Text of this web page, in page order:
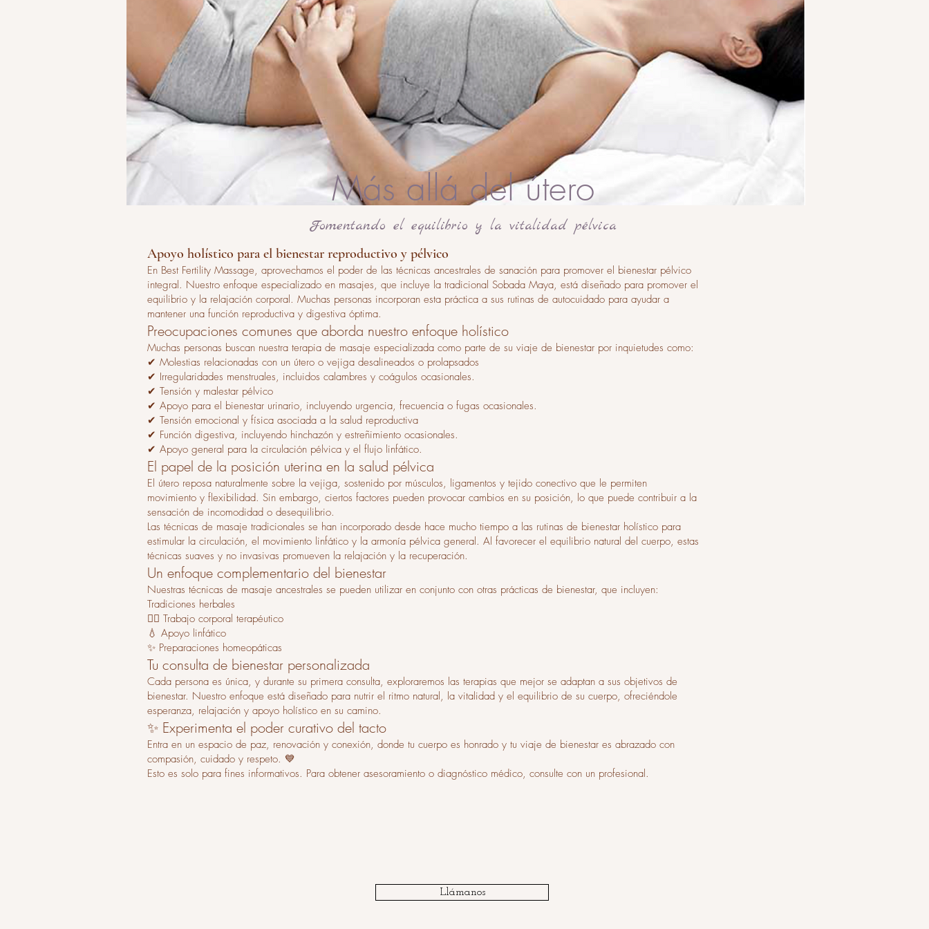
Apoyo holístico para el bienestar reproductivo y pélvico
En Best Fertility Massage, aprovechamos el poder de las técnicas ancestrales de sanación para promover el bienestar pélvico
integral. Nuestro enfoque especializado en masajes, que incluye la tradicional Sobada Maya, está diseñado para promover el
equilibrio y la relajación corporal. Muchas personas incorporan esta práctica a sus rutinas de autocuidado para ayudar a
mantener una función reproductiva y digestiva óptima.
Preocupaciones comunes que aborda nuestro enfoque holístico
Muchas personas buscan nuestra terapia de masaje especializada como parte de su viaje de bienestar por inquietudes como:
✔ Molestias relacionadas con un útero o vejiga desalineados o prolapsados
✔ Irregularidades menstruales, incluidos calambres y coágulos ocasionales.
✔ Tensión y malestar pélvico
✔ Apoyo para el bienestar urinario, incluyendo urgencia, frecuencia o fugas ocasionales.
✔ Tensión emocional y física asociada a la salud reproductiva
✔ Función digestiva, incluyendo hinchazón y estreñimiento ocasionales.
✔ Apoyo general para la circulación pélvica y el flujo linfático.
El papel de la posición uterina en la salud pélvica
El útero reposa naturalmente sobre la vejiga, sostenido por músculos, ligamentos y tejido conectivo que le permiten
movimiento y flexibilidad. Sin embargo, ciertos factores pueden provocar cambios en su posición, lo que puede contribuir a la
sensación de incomodidad o desequilibrio.
Las técnicas de masaje tradicionales se han incorporado desde hace mucho tiempo a las rutinas de bienestar holístico para
estimular la circulación, el movimiento linfático y la armonía pélvica general. Al favorecer el equilibrio natural del cuerpo, estas
técnicas suaves y no invasivas promueven la relajación y la recuperación.
Un enfoque complementario del bienestar
Nuestras técnicas de masaje ancestrales se pueden utilizar en conjunto con otras prácticas de bienestar, que incluyen:
Tradiciones herbales
💆‍♀️ Trabajo corporal terapéutico
💧 Apoyo linfático
✨ Preparaciones homeopáticas
Tu consulta de bienestar personalizada
Cada persona es única, y durante su primera consulta, exploraremos las terapias que mejor se adaptan a sus objetivos de
bienestar. Nuestro enfoque está diseñado para nutrir el ritmo natural, la vitalidad y el equilibrio de su cuerpo, ofreciéndole
esperanza, relajación y apoyo holístico en su camino.
✨ Experimenta el poder curativo del tacto
Entra en un espacio de paz, renovación y conexión, donde tu cuerpo es honrado y tu viaje de bienestar es abrazado con
compasión, cuidado y respeto. 💙
Esto es solo para fines informativos. Para obtener asesoramiento o diagnóstico médico, consulte con un profesional.
Llámanos
Más allá del útero
Fomentando el equilibrio y la vitalidad pélvica